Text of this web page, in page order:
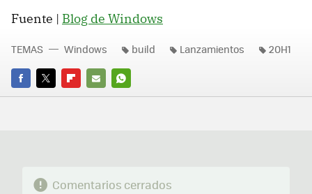
Fuente | Blog de Windows
FACEBOOK
TWITTERFLIPBOARD
E-
WHATSAPP
TEMAS Windows build Lanzamientos 20H1
Comentarios cerrados